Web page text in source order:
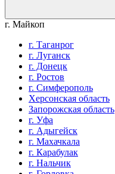
г. Майкоп
г. Таганрог
г. Луганск
г. Донецк
г. Ростов
г. Симферополь
Херсонская область
Запорожская область
г. Уфа
г. Адыгейск
г. Махачкала
г. Карабулак
г. Нальчик